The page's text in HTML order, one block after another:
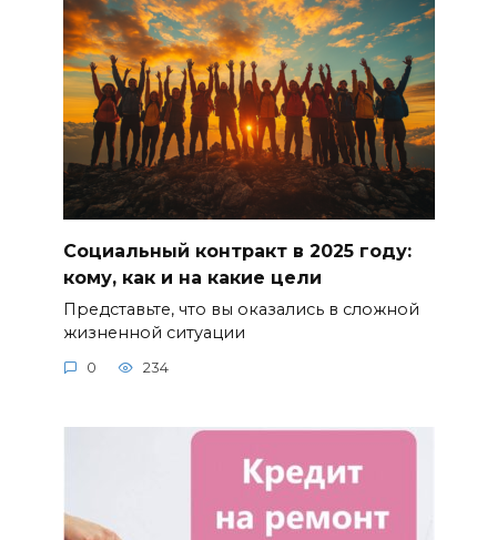
Социальный контракт в 2025 году:
кому, как и на какие цели
Представьте, что вы оказались в сложной
жизненной ситуации
0 234